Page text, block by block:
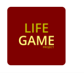
Inhalt